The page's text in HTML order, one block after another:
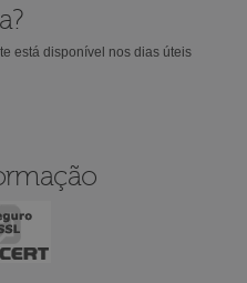
está disponível nos dias úteis